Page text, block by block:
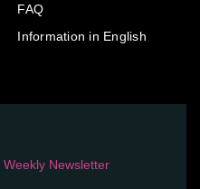
FAQ
Information in English
Weekly Newsletter